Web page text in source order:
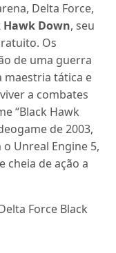
Delta Force,
Hawk Down, seu
Os
de uma guerra
maestria tática e
a combates
“Black Hawk
de 2003,
Unreal Engine 5,
cheia de ação a
Force Black